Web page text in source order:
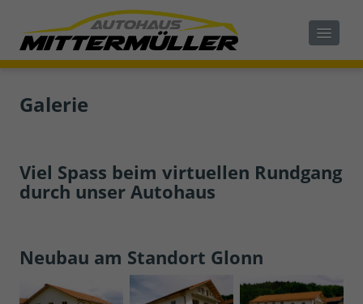
Galerie
Viel Spass beim virtuellen Rundgang
durch unser Autohaus
Neubau am Standort Glonn